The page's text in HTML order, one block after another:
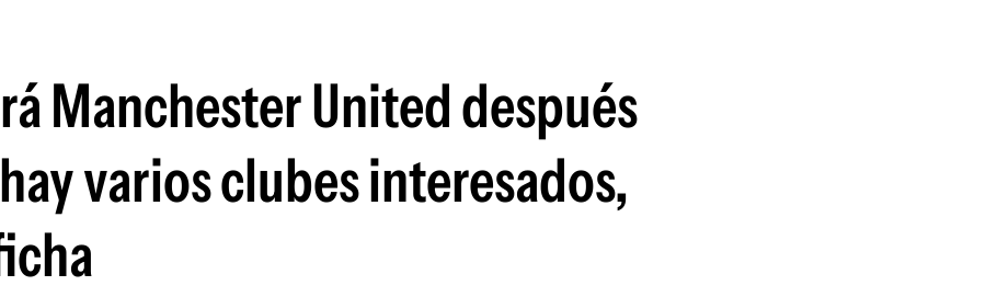
Siguenos en:
Manchester United después
varios clubes interesados,